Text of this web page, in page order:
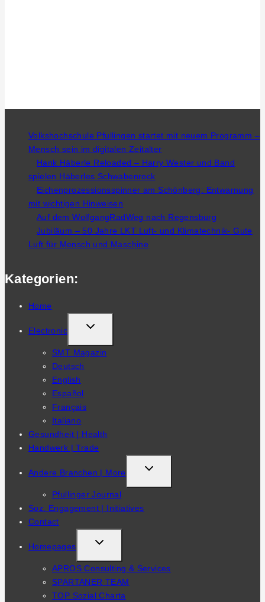
Volkshochschule Pfullingen startet mit neuem Programm –
Mensch sein im digitalen Zeitalter
Hank Häberle Reloaded – Harry Wester und Band
spielen Häberles Schwabenrock
Eichenprozessionsspinner am Schönberg: Entwarnung
mit wichtigen Hinweisen
Auf dem WolfgangRadWeg nach Regensburg
Jubiläum – 50 Jahre LKT Luft- und Klimatechnik- Gute
Luft für Mensch und Maschine
Kategorien:
Home
Electronic
TOGGLE
CHILD
MENU
SMT Magazin
Deutsch
English
Español
Français
Italiano
Gesundheit | Health
Handwerk | Trade
Andere Branchen | More
TOGGLE
CHILD
Pfullinger Journal
Soz. Engagement | Initiatives
Contact
Homepages
TOGGLE
CHILD
APROS Consulting & Services
SPARTANER TEAM
TOP Sozial Charta